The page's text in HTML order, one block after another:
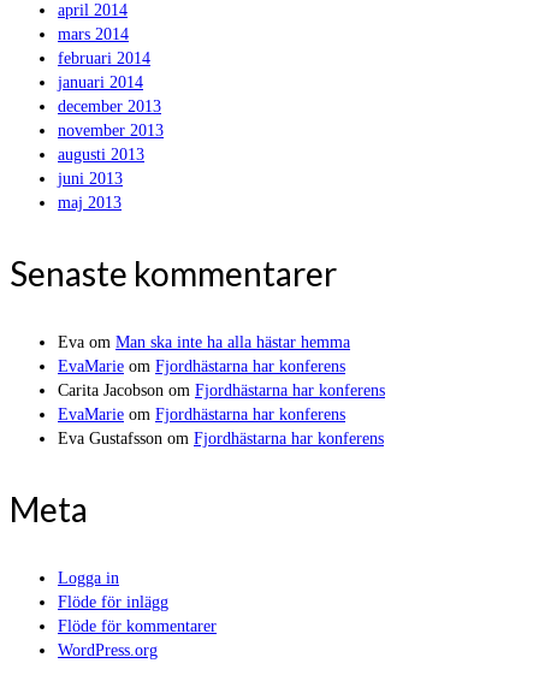
april 2014
mars 2014
februari 2014
januari 2014
december 2013
november 2013
augusti 2013
juni 2013
maj 2013
Senaste kommentarer
Eva om Man ska inte ha alla hästar hemma
EvaMarie om Fjordhästarna har konferens
Carita Jacobson om Fjordhästarna har konferens
EvaMarie om Fjordhästarna har konferens
Eva Gustafsson om Fjordhästarna har konferens
Meta
Logga in
Flöde för inlägg
Flöde för kommentarer
WordPress.org